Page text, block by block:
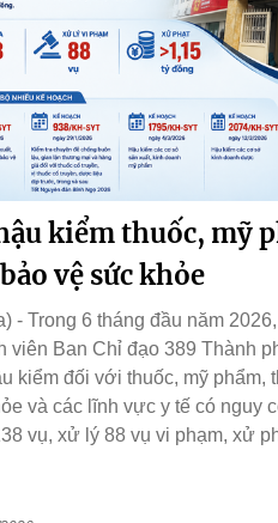
kiểm thuốc, mỹ
vệ sức khỏe
- Trong 6 tháng đầu năm
viên Ban Chỉ đạo 389 Thành
kiểm đối với thuốc, mỹ phẩm,
và các lĩnh vực y tế có nguy
vụ, xử lý 88 vụ vi phạm, xử